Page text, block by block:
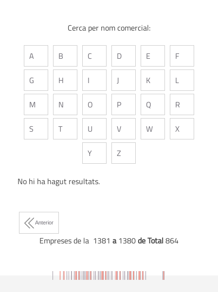
Cerca per nom comercial:
A B C D E F
G H I J K L
M N O P Q R
S T U V W X
Y Z
No hi ha hagut resultats.
Anterior
Empreses de la 1381 a1380de Total 864